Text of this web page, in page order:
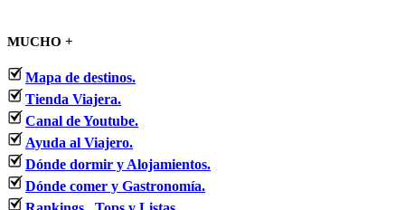
MUCHO +
Mapa de destinos.
Tienda Viajera.
Canal de Youtube.
Ayuda al Viajero.
Dónde dormir y Alojamientos.
Dónde comer y Gastronomía.